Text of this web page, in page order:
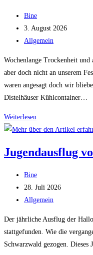
Beitrags-
Autor:
Bine
Beitrag
veröffentlicht:
3. August 2026
Beitrags-
Allgemein
Wochenlange Trockenheit
aber doch nicht an unserem
waren angesagt doch wir
Distelhäuser Kühlcontainer…
Weiterlesen
Elsenzer
am
+
02.08.2026
–
Wir
waren
dabei…
Jugendausflug
Beitrags-
Autor:
Bine
Beitrag
veröffentlicht:
28. Juli 2026
Beitrags-
Allgemein
Der jährliche Ausflug der
stattgefunden. Wie die
Schwarzwald gezogen. Dieses